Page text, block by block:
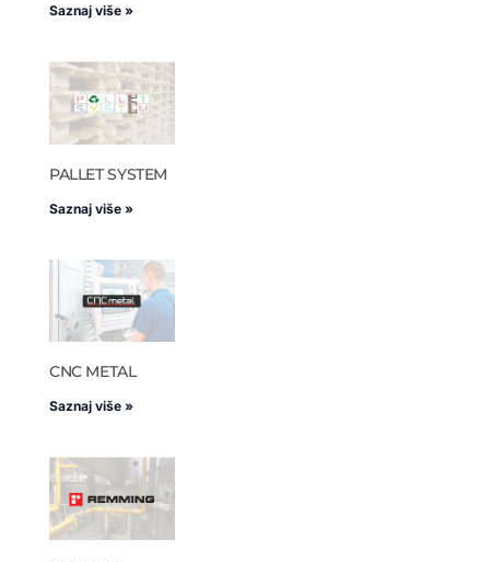
Saznaj više »
PALLET SYSTEM
Saznaj više »
CNC METAL
Saznaj više »